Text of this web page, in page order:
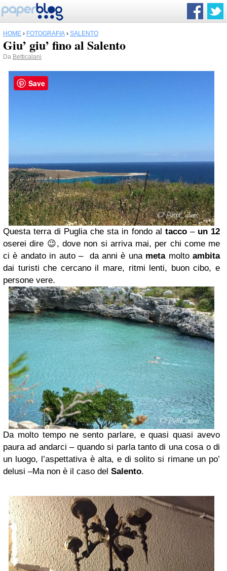
HOME › FOTOGRAFIA › SALENTO
Giu’ giu’ fino al Salento
Da Betticalani
Questa terra di Puglia che sta in fondo al tacco– un 12
oserei dire 😉, dove non si arriva mai, per chi come me
ci è andato in auto – da anni è una meta moltoambita
dai turisti che cercano il mare, ritmi lenti, buon cibo, e
persone vere.
Da molto tempo ne sento parlare, e quasi quasi avevo
paura ad andarci – quando si parla tanto di una cosa o di
un luogo, l’aspettativa è alta, e di solito si rimane un po’
delusi –Ma non è il caso del Salento.
Save